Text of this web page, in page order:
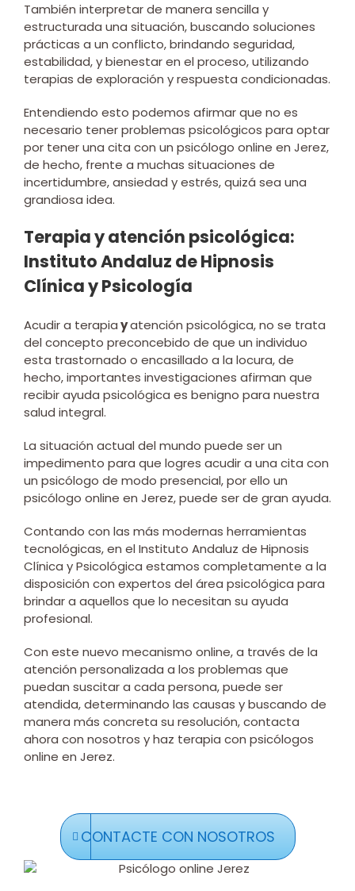
También interpretar de manera sencilla y
estructurada una situación, buscando soluciones
prácticas a un conflicto, brindando seguridad,
estabilidad, y bienestar en el proceso, utilizando
terapias de exploración y respuesta condicionadas.
Entendiendo esto podemos afirmar que no es
necesario tener problemas psicológicos para optar
por tener una cita con un psicólogo online en Jerez,
de hecho, frente a muchas situaciones de
incertidumbre, ansiedad y estrés, quizá sea una
grandiosa idea.
Terapia y atención psicológica:
Instituto Andaluz de Hipnosis
Clínica y Psicología
Acudir a terapiayatención psicológica, no se trata
del concepto preconcebido de que un individuo
esta trastornado o encasillado a la locura, de
hecho, importantes investigaciones afirman que
recibir ayuda psicológica es benigno para nuestra
salud integral.
La situación actual del mundo puede ser un
impedimento para que logres acudir a una cita con
un psicólogo de modo presencial, por ello un
psicólogo online en Jerez, puede ser de gran ayuda.
Contando con las más modernas herramientas
tecnológicas, en el Instituto Andaluz de Hipnosis
Clínica y Psicológica estamos completamente a la
disposición con expertos del área psicológica para
brindar a aquellos que lo necesitan su ayuda
profesional.
Con este nuevo mecanismo online, a través de la
atención personalizada a los problemas que
puedan suscitar a cada persona, puede ser
atendida, determinando las causas y buscando de
manera más concreta su resolución, contacta
ahora con nosotros y haz terapia con psicólogos
online en Jerez.
CONTACTE CON NOSOTROS